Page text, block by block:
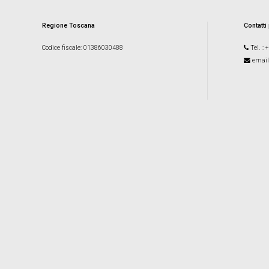
Regione Toscana
Codice fiscale: 01386030488 Tel. :
email